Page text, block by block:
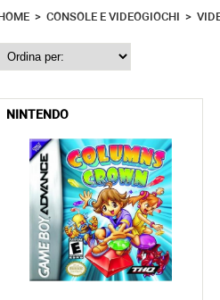
HOME> CONSOLE E VIDEOGIOCHI >
NINTENDO